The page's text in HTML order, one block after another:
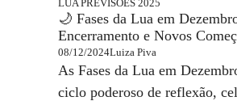
LUA PREVISÕES 2025
🌙 Fases da Lua em
Encerramento e Novos
08/12/2024Luiza Piva
As Fases da Lua em
ciclo poderoso de reflexão,